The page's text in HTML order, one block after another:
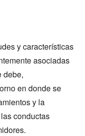
y características
asociadas
debe,
en donde se
y la
conductas